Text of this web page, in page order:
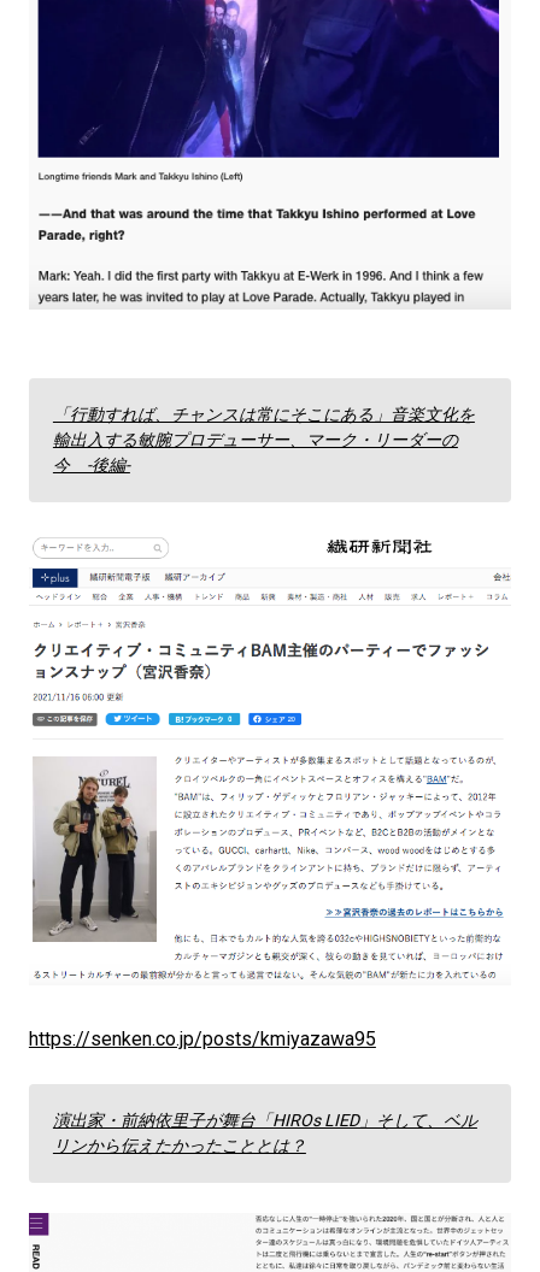
「行動すれば、チャンスは常にそこにある」音楽文化を
輸出入する敏腕プロデューサー、マーク・リーダーの
今 -後編-
https://senken.co.jp/posts/kmiyazawa95
演出家・前納依里子が舞台「HIROs LIED」そして、ベル
リンから伝えたかったこととは？